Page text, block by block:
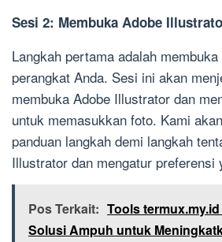
Sesi 2: Membuka Adobe
Langkah pertama adalah
perangkat Anda. Sesi ini akan
membuka Adobe Illustrator dan
untuk memasukkan foto. Kami
panduan langkah demi langkah
Illustrator dan mengatur preferensi
Pos Terkait: Tools
Solusi Ampuh untuk